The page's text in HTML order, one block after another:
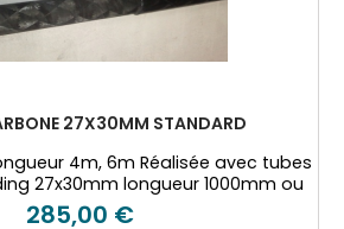
27X30MM STANDARD
4m, 6m Réalisée avec tubes
27x30mm longueur 1000mm ou
2000mm.
285,00 €